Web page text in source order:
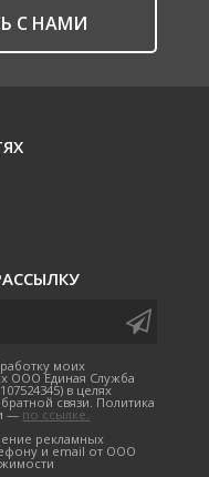
С НАМИ
моих
ООО Единая Служба
в целях
связи. Политика
— по ссылке.
рекламных
и email от ООО